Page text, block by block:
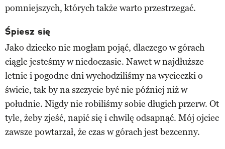
pomniejszych, których także warto przestrzegać.
Śpiesz się
Jako dziecko nie mogłam pojąć, dlaczego w górach
ciągle jesteśmy w niedoczasie. Nawet w najdłuższe
letnie i pogodne dni wychodziliśmy na wycieczki o
świcie, tak by na szczycie być nie później niż w
południe. Nigdy nie robiliśmy sobie długich przerw. Ot
tyle, żeby zjeść, napić się i chwilę odsapnąć. Mój ojciec
zawsze powtarzał, że czas w górach jest bezcenny.